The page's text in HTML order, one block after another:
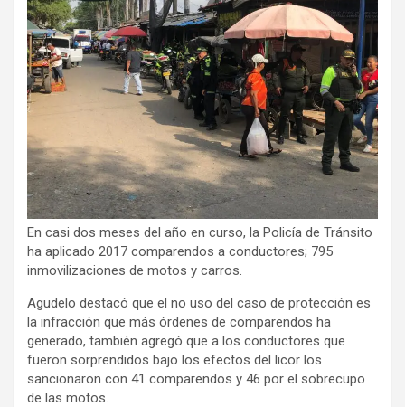
En casi dos meses del año en curso, la Policía de Tránsito
ha aplicado 2017 comparendos a conductores; 795
inmovilizaciones de motos y carros.
Agudelo destacó que el no uso del caso de protección es
la infracción que más órdenes de comparendos ha
generado, también agregó que a los conductores que
fueron sorprendidos bajo los efectos del licor los
sancionaron con 41 comparendos y 46 por el sobrecupo
de las motos.